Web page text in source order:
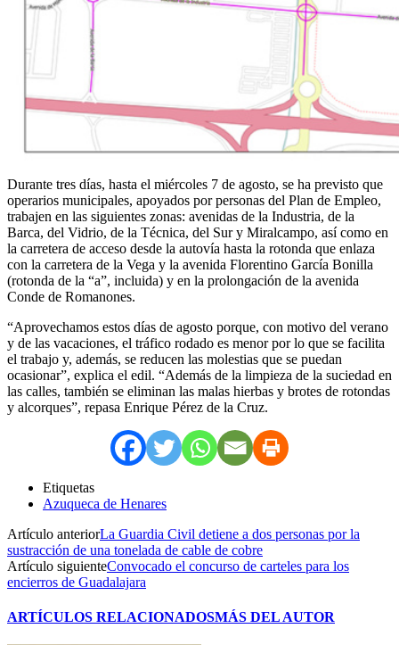
Durante tres días, hasta el miércoles 7 de agosto, se ha previsto que
operarios municipales, apoyados por personas del Plan de Empleo,
trabajen en las siguientes zonas: avenidas de la Industria, de la
Barca, del Vidrio, de la Técnica, del Sur y Miralcampo, así como en
la carretera de acceso desde la autovía hasta la rotonda que enlaza
con la carretera de la Vega y la avenida Florentino García Bonilla
(rotonda de la “a”, incluida) y en la prolongación de la avenida
Conde de Romanones.
“Aprovechamos estos días de agosto porque, con motivo del verano
y de las vacaciones, el tráfico rodado es menor por lo que se facilita
el trabajo y, además, se reducen las molestias que se puedan
ocasionar”, explica el edil. “Además de la limpieza de la suciedad en
las calles, también se eliminan las malas hierbas y brotes de rotondas
y alcorques”, repasa Enrique Pérez de la Cruz.
Etiquetas
Azuqueca de Henares
Artículo anteriorLa Guardia Civil detiene a dos personas por la
sustracción de una tonelada de cable de cobre
Artículo siguienteConvocado el concurso de carteles para los
encierros de Guadalajara
ARTÍCULOS RELACIONADOSMÁS DEL AUTOR